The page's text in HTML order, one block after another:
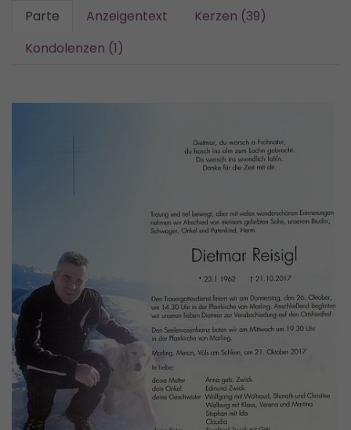
Parte Anzeigentext
Kerzen (39)
Kondolenzen (1)